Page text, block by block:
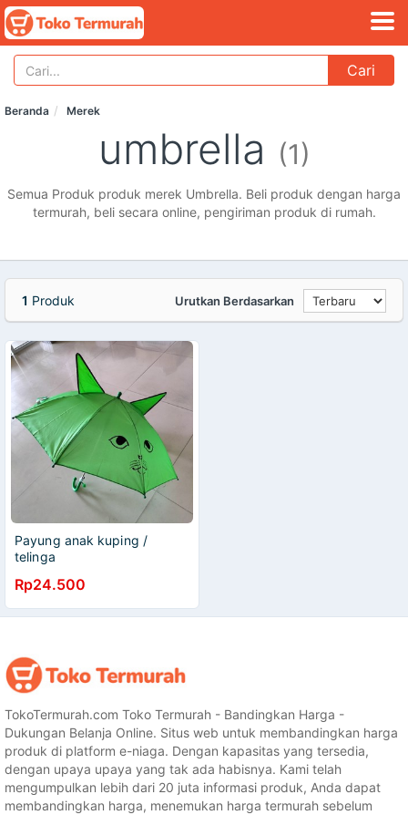
Cari
Beranda Merek
umbrella (1)
Semua Produk produk merek Umbrella. Beli produk dengan harga
termurah, beli secara online, pengiriman produk di rumah.
1 Produk Urutkan Berdasarkan
Payung anak kuping /
telinga
Rp24.500
TokoTermurah.com Toko Termurah - Bandingkan Harga -
Dukungan Belanja Online. Situs web untuk membandingkan harga
produk di platform e-niaga. Dengan kapasitas yang tersedia,
dengan upaya upaya yang tak ada habisnya. Kami telah
mengumpulkan lebih dari 20 juta informasi produk, Anda dapat
membandingkan harga, menemukan harga termurah sebelum